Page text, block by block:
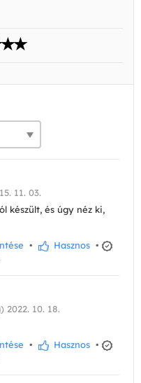
11. 03.
készült, és úgy néz ki,
• Hasznos •
2022. 10. 18.
• Hasznos •